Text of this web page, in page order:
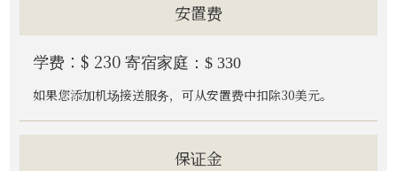
安置费
学费：$ 230 寄宿家庭：$ 330
如果您添加机场接送服务，可从安置费中扣除30美元。
保证金